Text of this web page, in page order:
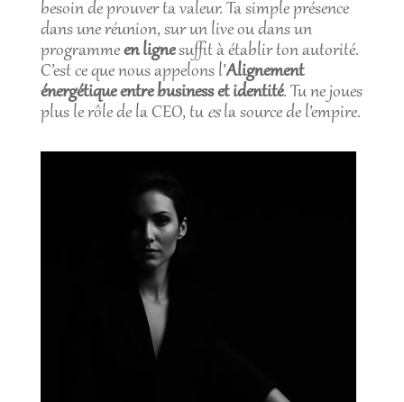
besoin de prouver ta valeur. Ta simple présence
dans une réunion, sur un live ou dans un
programmeen lignesuffit à établir ton autorité.
C’est ce que nous appelons l’Alignement
énergétique entre business et identité. Tu ne joues
plus le rôle de la CEO, tu esla source de l’empire.